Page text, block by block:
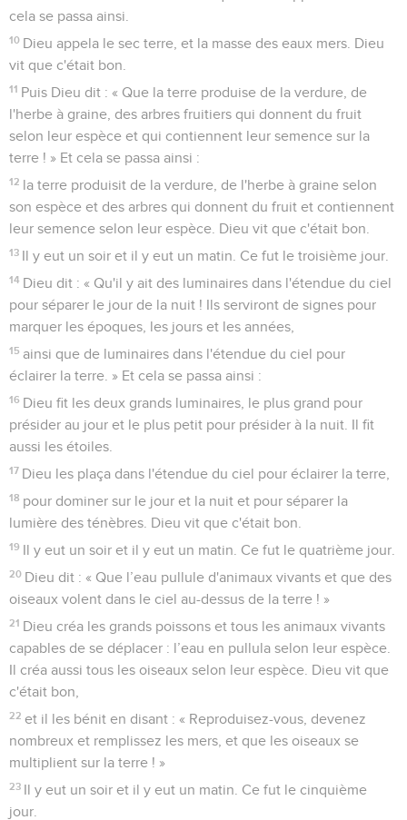
cela se passa ainsi.
10 Dieu appela le sec terre, et la masse des eaux mers. Dieu
vit que c'était bon.
11 Puis Dieu dit : « Que la terre produise de la verdure, de
l'herbe à graine, des arbres fruitiers qui donnent du fruit
selon leur espèce et qui contiennent leur semence sur la
terre ! » Et cela se passa ainsi :
12 la terre produisit de la verdure, de l'herbe à graine selon
son espèce et des arbres qui donnent du fruit et contiennent
leur semence selon leur espèce. Dieu vit que c'était bon.
13 Il y eut un soir et il y eut un matin. Ce fut le troisième jour.
14 Dieu dit : « Qu'il y ait des luminaires dans l'étendue du ciel
pour séparer le jour de la nuit ! Ils serviront de signes pour
marquer les époques, les jours et les années,
15 ainsi que de luminaires dans l'étendue du ciel pour
éclairer la terre. » Et cela se passa ainsi :
16 Dieu fit les deux grands luminaires, le plus grand pour
présider au jour et le plus petit pour présider à la nuit. Il fit
aussi les étoiles.
17 Dieu les plaça dans l'étendue du ciel pour éclairer la terre,
18 pour dominer sur le jour et la nuit et pour séparer la
lumière des ténèbres. Dieu vit que c'était bon.
19 Il y eut un soir et il y eut un matin. Ce fut le quatrième jour.
20 Dieu dit : « Que l’eau pullule d'animaux vivants et que des
oiseaux volent dans le ciel au-dessus de la terre ! »
21 Dieu créa les grands poissons et tous les animaux vivants
capables de se déplacer : l’eau en pullula selon leur espèce.
Il créa aussi tous les oiseaux selon leur espèce. Dieu vit que
c'était bon,
22 et il les bénit en disant : « Reproduisez-vous, devenez
nombreux et remplissez les mers, et que les oiseaux se
multiplient sur la terre ! »
23 Il y eut un soir et il y eut un matin. Ce fut le cinquième
jour.